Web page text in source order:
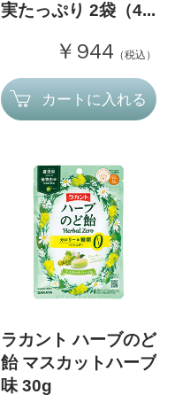
実たっぷり 2袋（4...
￥944 （税込）
カートに入れる
ラカント ハーブのど
飴 マスカットハーブ
味 30g